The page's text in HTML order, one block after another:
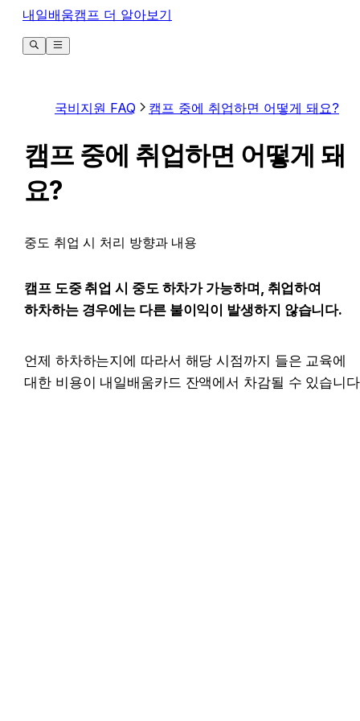
내일배움캠프 더 알아보기
국비지원 FAQ 캠프 중에 취업하면 어떻게 돼요?
캠프 중에 취업하면 어떻게 돼
요?
중도 취업 시 처리 방향과 내용
캠프 도중 취업 시 중도 하차가 가능하며, 취업하여
하차하는 경우에는 다른 불이익이 발생하지 않습니다.
언제 하차하는지에 따라서 해당 시점까지 들은 교육에
대한 비용이 내일배움카드 잔액에서 차감될 수 있습니